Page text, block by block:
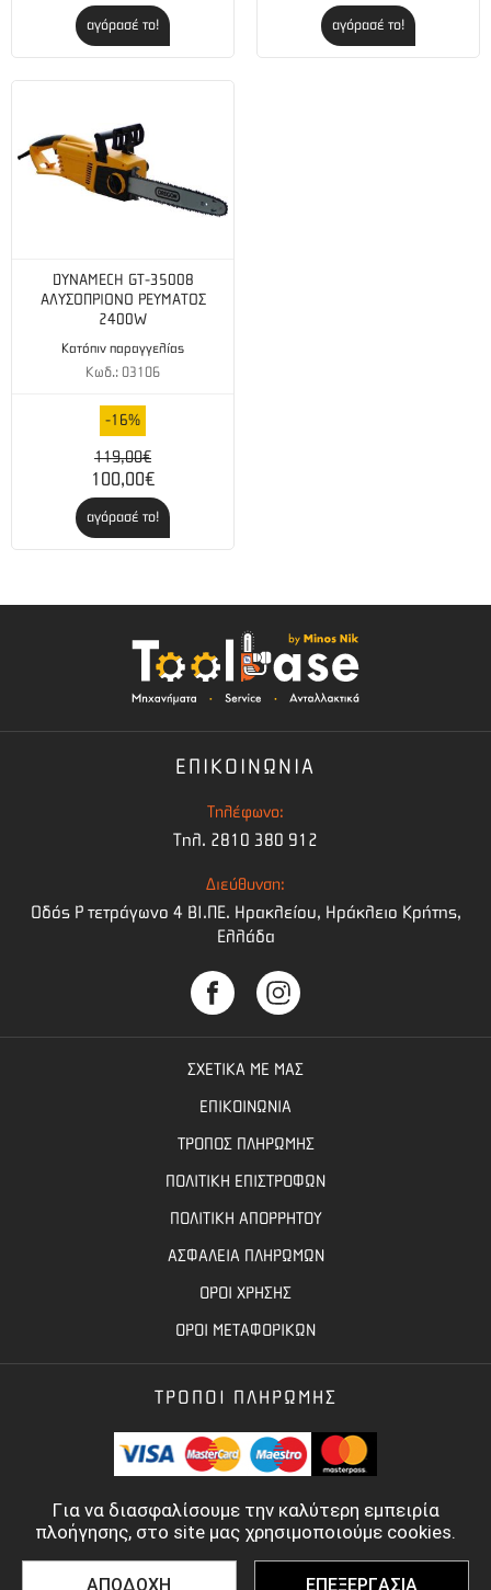
Για να διασφαλίσουμε την καλύτερη εμπειρία
πλοήγησης, στο site μας χρησιμοποιούμε cookies.
ΑΠΟΔΟΧΗ ΕΠΕΞΕΡΓΑΣΙΑ
αγόρασέ το! αγόρασέ το!
DYNAMECH GT-35008
ΑΛΥΣΟΠΡΙΟΝΟ ΡΕΥΜΑΤΟΣ
2400W
Κατόπιν παραγγελίας
Κωδ.: 03106
-16%
119,00€
100,00€
αγόρασέ το!
ΕΠΙΚΟΙΝΩΝΙΑ
Τηλέφωνο:
Τηλ. 2810 380 912
Διεύθυνση:
Οδός Ρ τετράγωνο 4 BI.ΠΕ. Ηρακλείου, Ηράκλειο Κρήτης,
Ελλάδα
ΣΧΕΤΙΚΑ ΜΕ ΜΑΣ
ΕΠΙΚΟΙΝΩΝΙΑ
ΤΡΟΠΟΣ ΠΛΗΡΩΜΗΣ
ΠΟΛΙΤΙΚΗ ΕΠΙΣΤΡΟΦΩΝ
ΠΟΛΙΤΙΚΗ ΑΠΟΡΡΗΤΟΥ
ΑΣΦΑΛΕΙΑ ΠΛΗΡΩΜΩΝ
ΟΡΟΙ ΧΡΗΣΗΣ
ΟΡΟΙ ΜΕΤΑΦΟΡΙΚΩΝ
ΤΡΟΠΟΙ ΠΛΗΡΩΜΗΣ
© 2022 - 2026 - ALL RIGHTS RESERVED